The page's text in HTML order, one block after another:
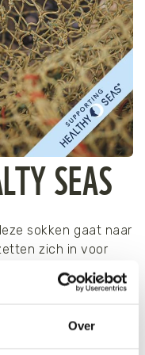
Over
SEAS
sokken gaat naar
zich in voor
van achtergelaten
de
je dus extra veel